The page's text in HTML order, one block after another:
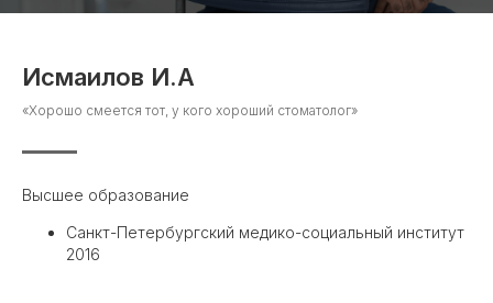
Исмаилов И.А
«Хорошо смеется тот, у кого хороший стоматолог»
Высшее образование
Санкт-Петербургский медико-социальный институт
2016